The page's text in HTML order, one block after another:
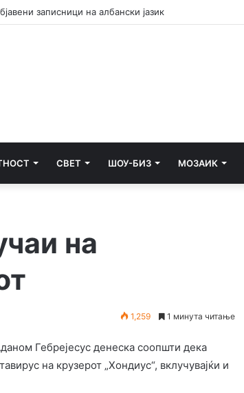
сообраќајна несреќа во Радишани
СВЕТ ШОУ-БИЗ МОЗАИК
на
1,259 1 минута читање
Гебрејесус денеска соопшти дека
на крузерот „Хондиус“, вклучувајќи и